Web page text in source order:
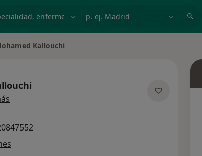
Kallouchi